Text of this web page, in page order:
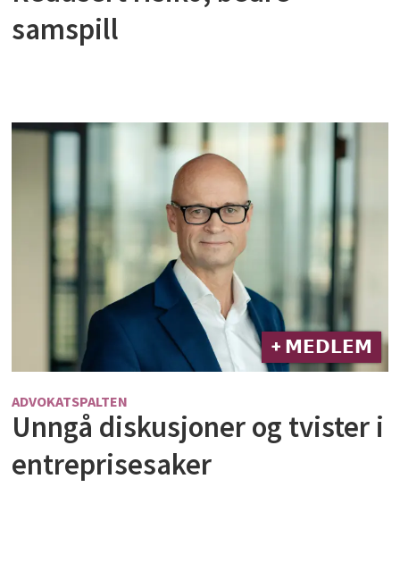
samspill
+ 𝗠𝗘𝗗𝗟𝗘𝗠
ADVOKATSPALTEN
Unngå diskusjoner og tvister i
entreprisesaker